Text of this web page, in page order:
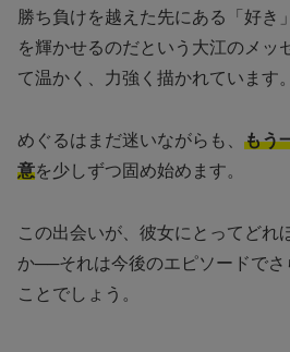
勝ち負けを越えた先にある「好き
を輝かせるのだという大江のメッ
て温かく、力強く描かれています。
めぐるはまだ迷いながらも、 もう
意を少しずつ固め始めます。
この出会いが、彼女にとってどれ
か──それは今後のエピソードでさ
ことでしょう。